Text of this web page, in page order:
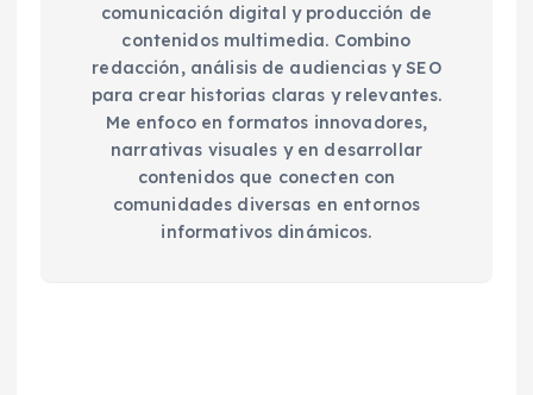
comunicación digital y producción de
contenidos multimedia. Combino
redacción, análisis de audiencias y SEO
para crear historias claras y relevantes.
Me enfoco en formatos innovadores,
narrativas visuales y en desarrollar
contenidos que conecten con
comunidades diversas en entornos
informativos dinámicos.